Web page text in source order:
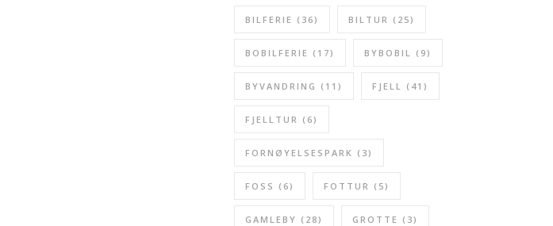
BILFERIE (36) BILTUR (25)
BOBILFERIE (17) BYBOBIL (9)
BYVANDRING (11) FJELL (41)
FJELLTUR (6)
FORNØYELSESPARK (3)
FOSS (6) FOTTUR (5)
GAMLEBY (28) GROTTE (3)